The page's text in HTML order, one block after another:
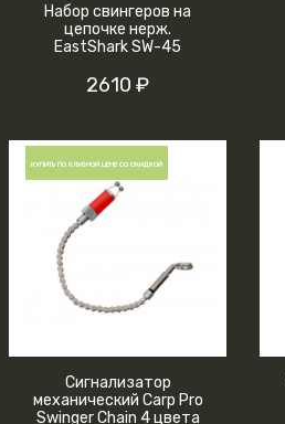
Набор свингеров на
цепочке нерж.
EastShark SW-45
2610 ₽
КУПИТЬ ПО КЛУБНОЙ ЦЕНЕ СО СКИДКОЙ
Сигнализатор
механический Carp Pro
Swinger Chain 4 цвета